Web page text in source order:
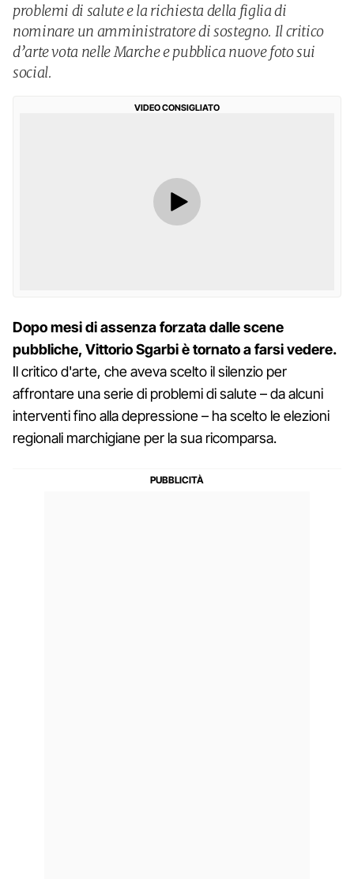
problemi di salute e la richiesta della figlia di
nominare un amministratore di sostegno. Il critico
d’arte vota nelle Marche e pubblica nuove foto sui
social.
VIDEO CONSIGLIATO
Dopo mesi di assenza forzata dalle scene
pubbliche, Vittorio Sgarbi è tornato a farsi vedere.
Il critico d'arte, che aveva scelto il silenzio per
affrontare una serie di problemi di salute – da alcuni
interventi fino alla depressione – ha scelto le elezioni
regionali marchigiane per la sua ricomparsa.